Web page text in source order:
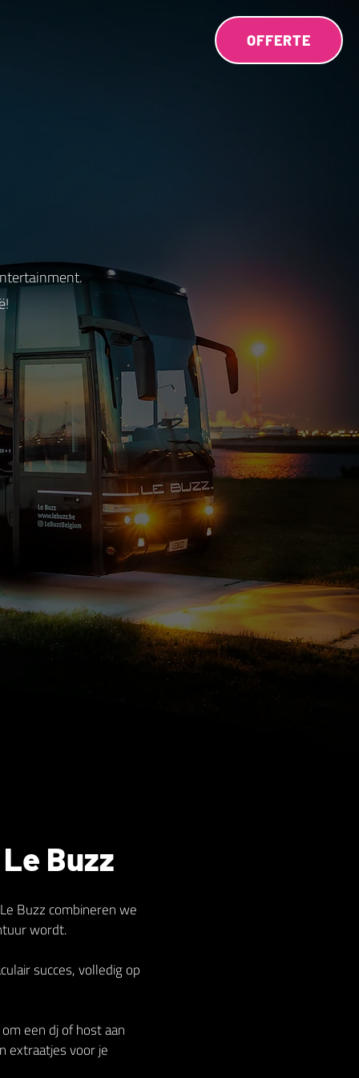
OFFERTE
Buzz
Buzz combineren we
wordt.
succes, volledig op
een dj of host aan
extraatjes voor je